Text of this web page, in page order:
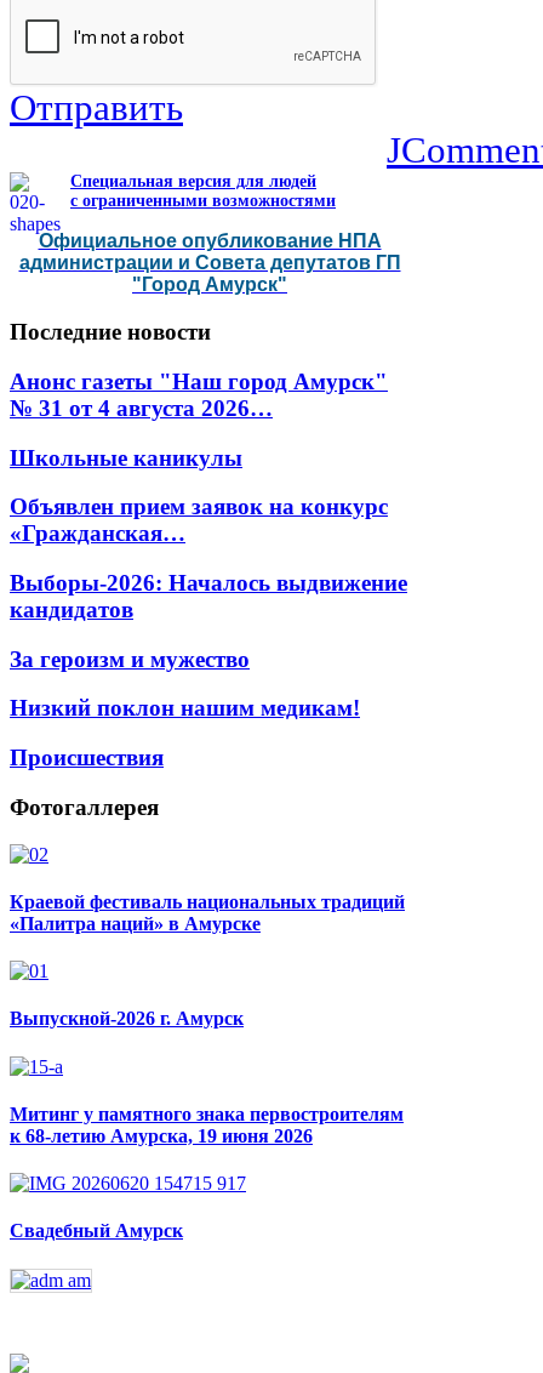
Отправить
Специальная версия для людей
с ограниченными возможностями
Официальное опубликование НПА
администрации и Совета депутатов ГП
"Город Амурск"
Последние новости
Анонс газеты "Наш город Амурск"
№ 31 от 4 августа 2026…
Школьные каникулы
Объявлен прием заявок на конкурс
«Гражданская…
Выборы-2026: Началось выдвижение
кандидатов
За героизм и мужество
Низкий поклон нашим медикам!
Происшествия
Фотогаллерея
Краевой фестиваль национальных традиций
«Палитра наций» в Амурске
Выпускной-2026 г. Амурск
Митинг у памятного знака первостроителям
к 68-летию Амурска, 19 июня 2026
Свадебный Амурск